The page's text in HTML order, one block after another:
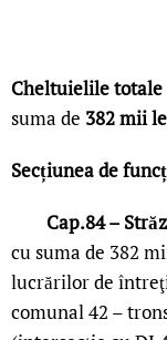
Cheltuielile
suma de 382 mii
Secțiunea de
Cap.84 –
cu suma de 382
lucrărilor de
comunal 42 –